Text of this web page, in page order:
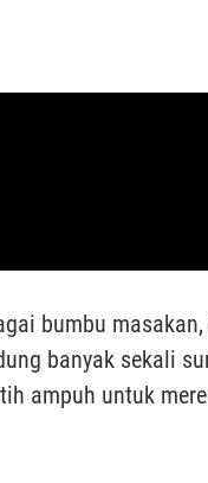
bumbu
banyak sekali
ampuh untuk